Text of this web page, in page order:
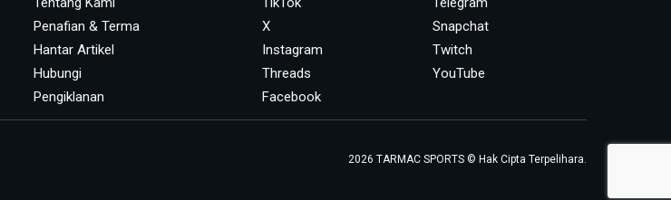
Penafian & Terma
Hantar Artikel
Hubungi
Pengiklanan
X
Instagram
Threads
Facebook
Snapchat
Twitch
YouTube
2026 TARMAC SPORTS © Hak Cipta Terpelihara.